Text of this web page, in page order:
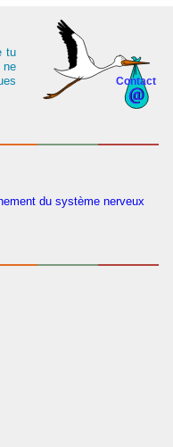
Contact
tu
du système nerveux